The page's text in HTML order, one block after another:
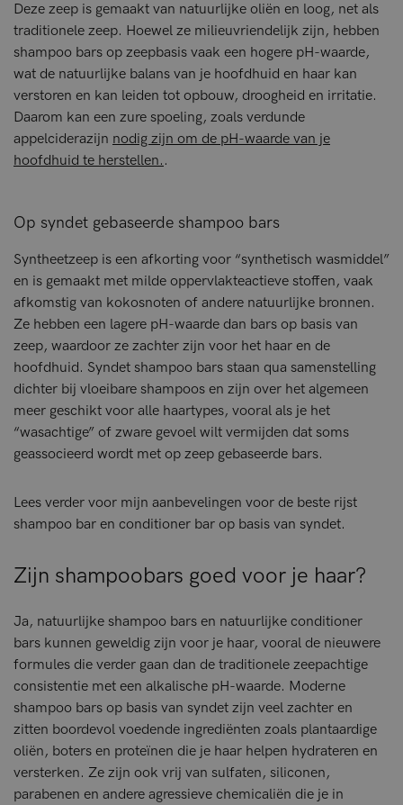
Deze zeep is gemaakt van natuurlijke oliën en loog, net als
traditionele zeep. Hoewel ze milieuvriendelijk zijn, hebben
shampoo bars op zeepbasis vaak een hogere pH-waarde,
wat de natuurlijke balans van je hoofdhuid en haar kan
verstoren en kan leiden tot opbouw, droogheid en irritatie.
Daarom kan een zure spoeling, zoals verdunde
appelciderazijn nodig zijn om de pH-waarde van je
hoofdhuid te herstellen. .
Op syndet gebaseerde shampoo bars
Syntheetzeep is een afkorting voor “synthetisch wasmiddel”
en is gemaakt met milde oppervlakteactieve stoffen, vaak
afkomstig van kokosnoten of andere natuurlijke bronnen.
Ze hebben een lagere pH-waarde dan bars op basis van
zeep, waardoor ze zachter zijn voor het haar en de
hoofdhuid. Syndet shampoo bars staan qua samenstelling
dichter bij vloeibare shampoos en zijn over het algemeen
meer geschikt voor alle haartypes, vooral als je het
“wasachtige” of zware gevoel wilt vermijden dat soms
geassocieerd wordt met op zeep gebaseerde bars.
Lees verder voor mijn aanbevelingen voor de beste rijst
shampoo bar en conditioner bar op basis van syndet.
Zijn shampoobars goed voor je haar?
Ja, natuurlijke shampoo bars en natuurlijke conditioner
bars kunnen geweldig zijn voor je haar, vooral de nieuwere
formules die verder gaan dan de traditionele zeepachtige
consistentie met een alkalische pH-waarde. Moderne
shampoo bars op basis van syndet zijn veel zachter en
zitten boordevol voedende ingrediënten zoals plantaardige
oliën, boters en proteïnen die je haar helpen hydrateren en
versterken. Ze zijn ook vrij van sulfaten, siliconen,
parabenen en andere agressieve chemicaliën die je in